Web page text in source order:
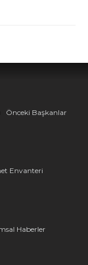
Önceki Başkanlar
Envanteri
Haberler